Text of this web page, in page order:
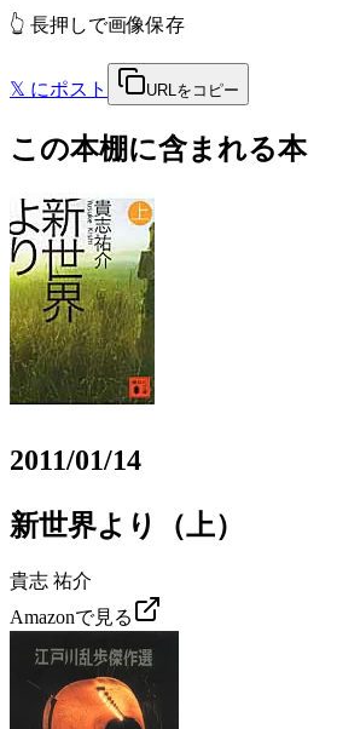
👆 長押しで画像保存
𝕏 にポスト URLをコピー
この本棚に含まれる本
2011/01/14
新世界より（上）
貴志 祐介
Amazonで見る